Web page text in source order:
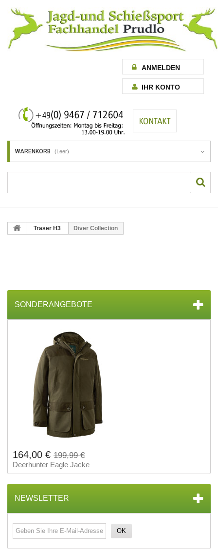
ANMELDEN
IHR KONTO
WARENKORB (Leer)
Traser H3 Diver Collection
SONDERANGEBOTE
164,00 € 199,99 €
Deerhunter Eagle Jacke
NEWSLETTER
OK